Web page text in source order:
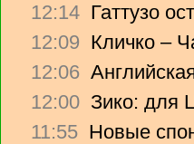
12:14 Гаттузо
12:09 Кличко –
12:06
12:00 Зико: для
11:55 Новые